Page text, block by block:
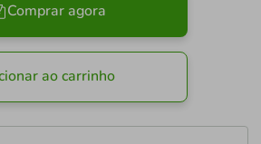
Comprar agora
ao carrinho